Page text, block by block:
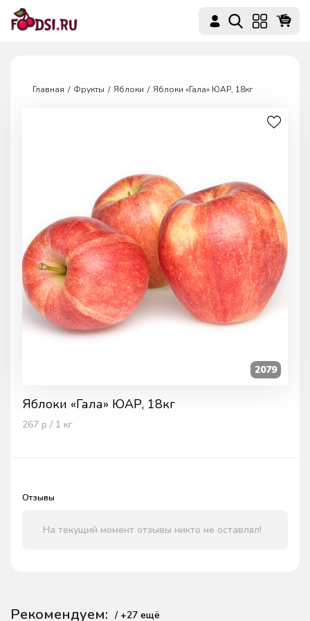
Главная Фрукты Яблоки Яблоки «Гала» ЮАР, 18кг
Яблоки «Гала» ЮАР, 18кг
267 р / 1 кг
2079
Отзывы
На текущий момент отзывы никто не оставлял!
Рекомендуем: / +27 ещё